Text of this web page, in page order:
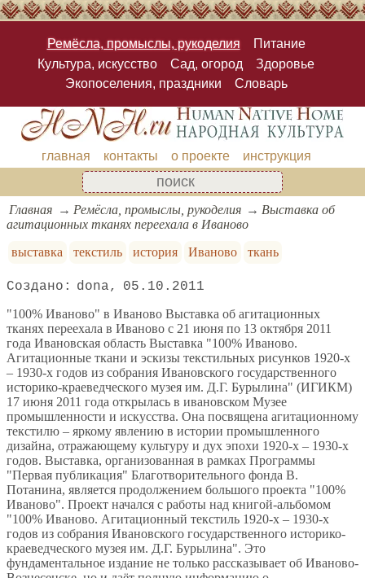
Ремёсла, промыслы, рукоделия
Питание
Культура, искусство
Сад, огород
Здоровье
Экопоселения, праздники
Словарь
главная контакты о проекте инструкция
Главная Ремёсла, промыслы, рукоделия
Выставка об
агитационных тканях переехала в Иваново
выставка
текстиль история Иваново ткань
dona 05.10.2011
"100% Иваново" в Иваново Выставка об агитационных
тканях переехала в Иваново c 21 июня по 13 октября 2011
года Ивановская область Выставка "100% Иваново.
Агитационные ткани и эскизы текстильных рисунков 1920-х
– 1930-х годов из собрания Ивановского государственного
историко-краеведческого музея им. Д.Г. Бурылина" (ИГИКМ)
17 июня 2011 года открылась в ивановском Музее
промышленности и искусства. Она посвящена агитационному
текстилю – яркому явлению в истории промышленного
дизайна, отражающему культуру и дух эпохи 1920-х – 1930-х
годов. Выставка, организованная в рамках Программы
"Первая публикация" Благотворительного фонда В.
Потанина, является продолжением большого проекта "100%
Иваново". Проект начался с работы над книгой-альбомом
"100% Иваново. Агитационный текстиль 1920-х – 1930-х
годов из собрания Ивановского государственного историко-
краеведческого музея им. Д.Г. Бурылина". Это
фундаментальное издание не только рассказывает об Иваново-